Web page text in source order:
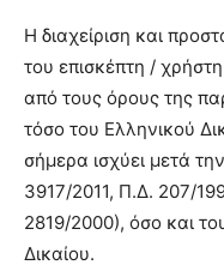
Η διαχείριση και
του επισκέπτη /
από τους όρους της
τόσο του Ελληνικού
σήμερα ισχύει μετά
3917/2011, Π.Δ. 207/
2819/2000), όσο και
Δικαίου.